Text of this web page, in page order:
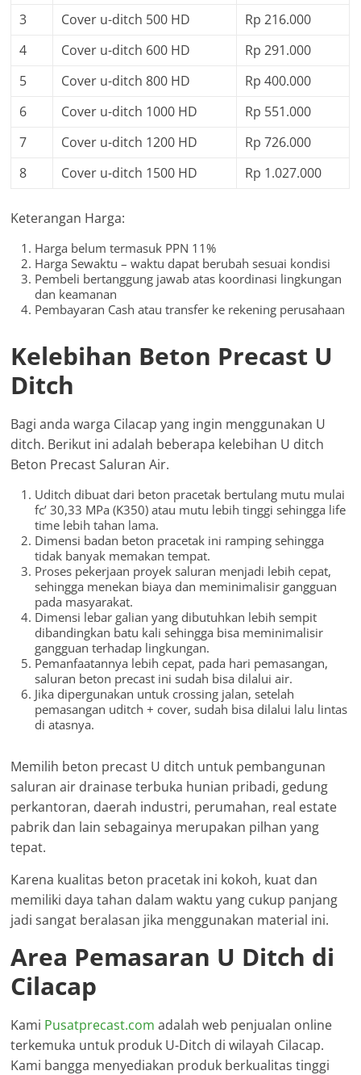
3 Cover u-ditch 500 HD
Rp 216.000
4
Cover u-ditch 600 HD
Rp 291.000
5
Cover u-ditch 800 HD
Rp 400.000
6
Cover u-ditch 1000 HD
Rp 551.000
7
Cover u-ditch 1200 HD
Rp 726.000
8
Cover u-ditch 1500 HD Rp 1.027.000
Keterangan Harga:
Harga belum termasuk PPN 11%
Harga Sewaktu – waktu dapat berubah sesuai kondisi
Pembeli bertanggung jawab atas koordinasi lingkungan
dan keamanan
Pembayaran Cash atau transfer ke rekening perusahaan
Kelebihan Beton Precast U
Ditch
Bagi anda warga Cilacap yang ingin menggunakan U
ditch. Berikut ini adalah beberapa kelebihan U ditch
Beton Precast Saluran Air.
Uditch dibuat dari beton pracetak bertulang mutu mulai
fc’ 30,33 MPa (K350) atau mutu lebih tinggi sehingga life
time lebih tahan lama.
Dimensi badan beton pracetak ini ramping sehingga
tidak banyak memakan tempat.
Proses pekerjaan proyek saluran menjadi lebih cepat,
sehingga menekan biaya dan meminimalisir gangguan
pada masyarakat.
Dimensi lebar galian yang dibutuhkan lebih sempit
dibandingkan batu kali sehingga bisa meminimalisir
gangguan terhadap lingkungan.
Pemanfaatannya lebih cepat, pada hari pemasangan,
saluran beton precast ini sudah bisa dilalui air.
Jika dipergunakan untuk crossing jalan, setelah
pemasangan uditch + cover, sudah bisa dilalui lalu lintas
di atasnya.
Memilih beton precast U ditch untuk pembangunan
saluran air drainase terbuka hunian pribadi, gedung
perkantoran, daerah industri, perumahan, real estate
pabrik dan lain sebagainya merupakan pilhan yang
tepat.
Karena kualitas beton pracetak ini kokoh, kuat dan
memiliki daya tahan dalam waktu yang cukup panjang
jadi sangat beralasan jika menggunakan material ini.
Area Pemasaran U Ditch di
Cilacap
Kami Pusatprecast.com adalah web penjualan online
terkemuka untuk produk U-Ditch di wilayah Cilacap.
Kami bangga menyediakan produk berkualitas tinggi